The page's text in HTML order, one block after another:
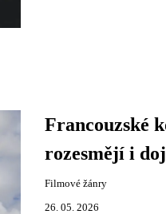
Francouzské
rozesmějí i
Filmové žánry
26. 05. 2026